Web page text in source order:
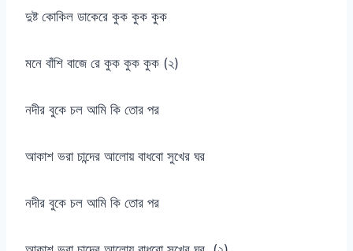
দুষ্ট কোকিল ডাকেরে কুক কুক কুক
মনে বাঁশি বাজে রে কুক কুক কুক (২)
নদীর বুকে চল আমি কি তোর পর
আকাশ ভরা চান্দের আলোয় বাধবো সুখের ঘর
নদীর বুকে চল আমি কি তোর পর